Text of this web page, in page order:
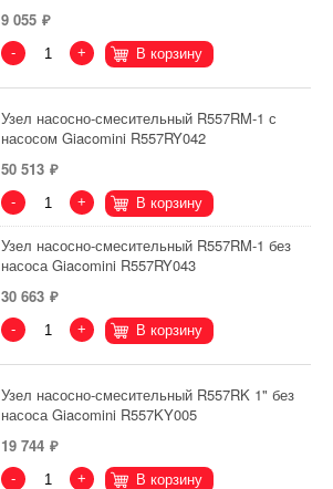
9 055
- + В корзину
Узел насосно-смесительный R557RM-1 с
насосом Giacomini R557RY042
50 513
- + В корзину
Узел насосно-смесительный R557RM-1 без
насоса Giacomini R557RY043
30 663
- + В корзину
Узел насосно-смесительный R557RK 1" без
насоса Giacomini R557KY005
19 744
- + В корзину